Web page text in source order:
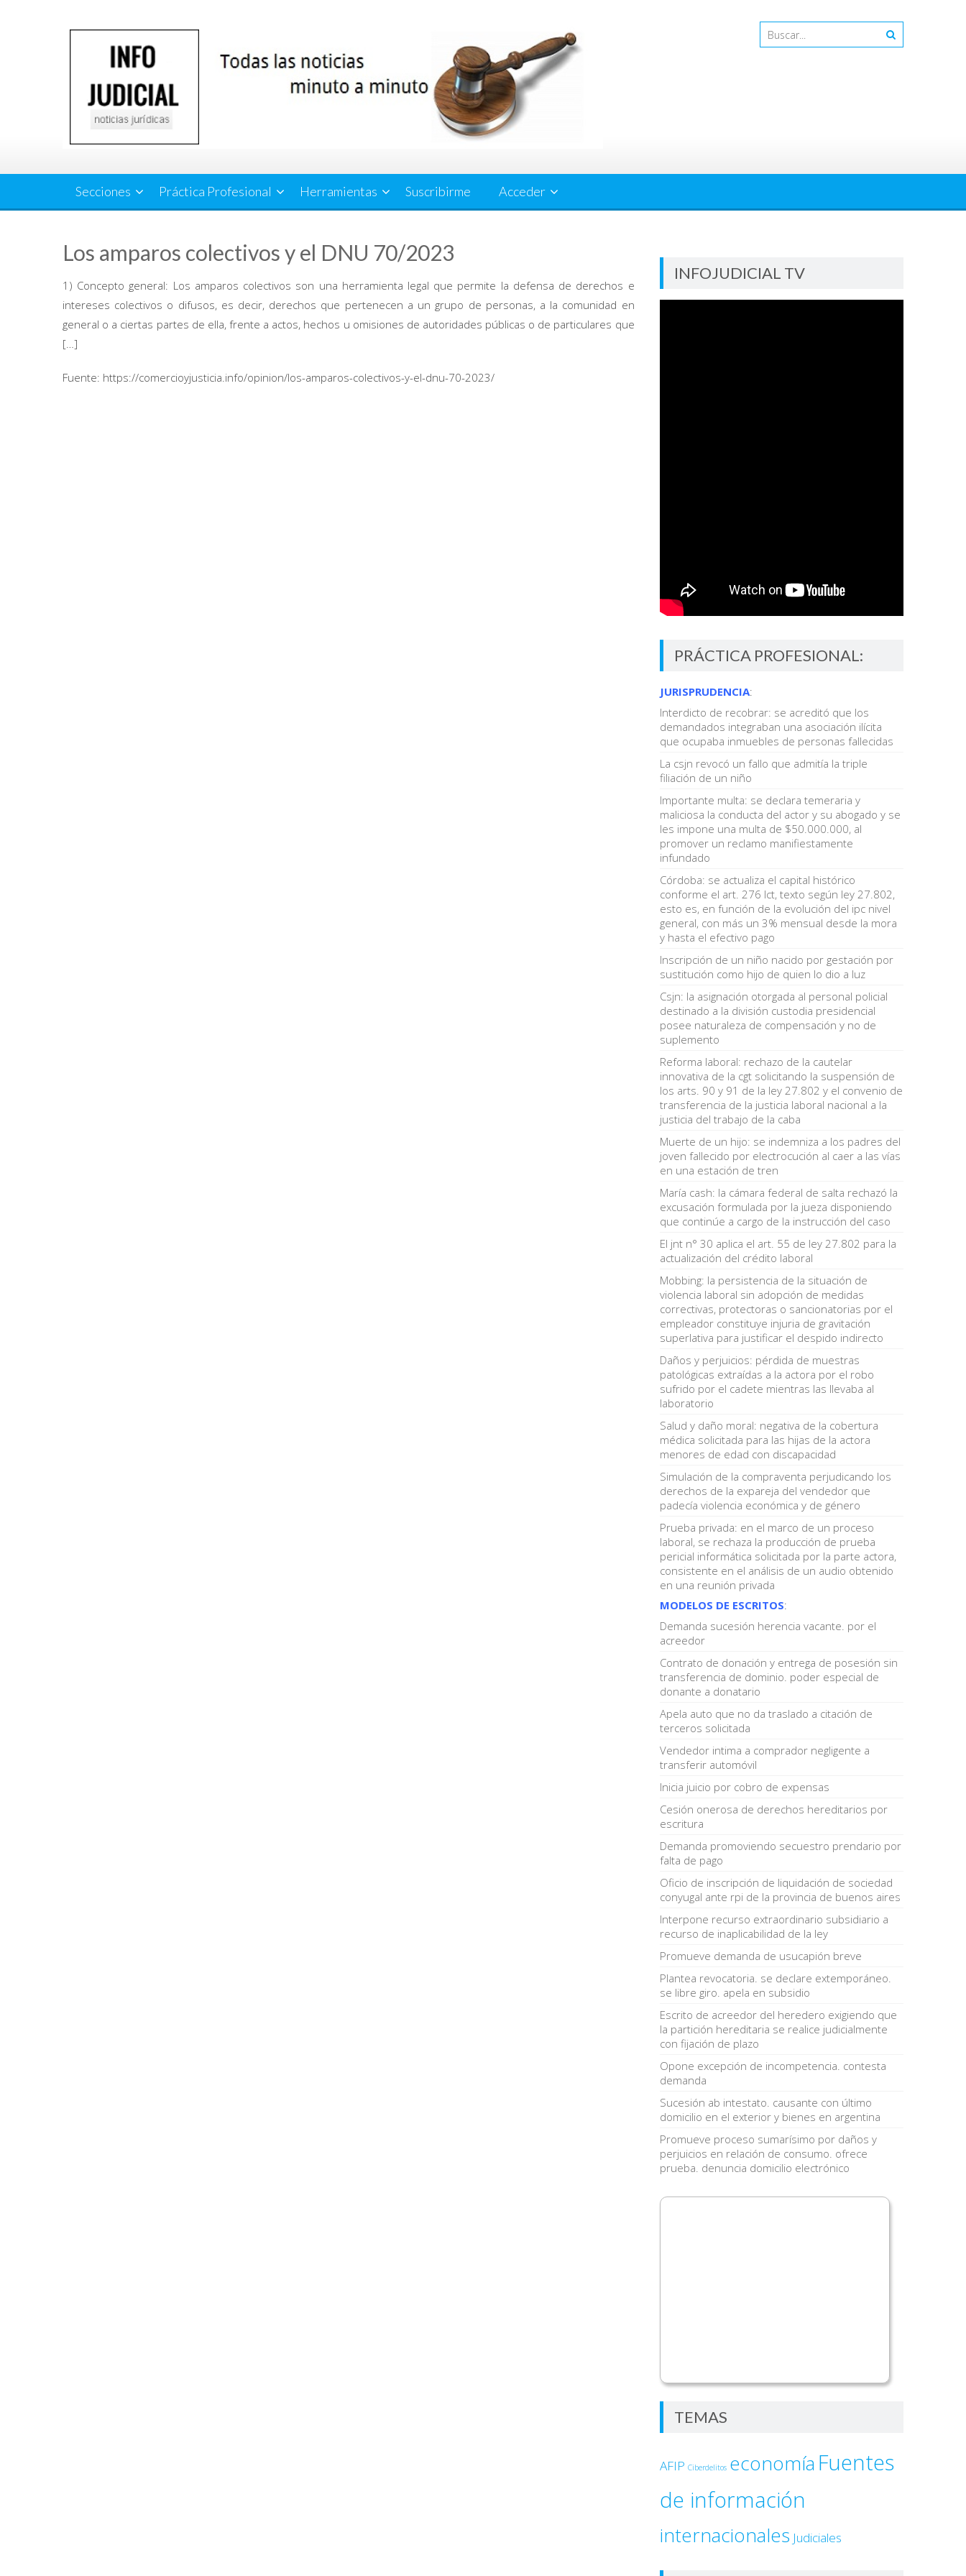
Secciones Práctica Profesional Herramientas Suscribirme Acceder
Los amparos colectivos y el DNU 70/2023
1) Concepto general: Los amparos colectivos son una herramienta legal que permite la defensa de derechos e
intereses colectivos o difusos, es decir, derechos que pertenecen a un grupo de personas, a la comunidad en
general o a ciertas partes de ella, frente a actos, hechos u omisiones de autoridades públicas o de particulares que
[…]
Fuente: https://comercioyjusticia.info/opinion/los-amparos-colectivos-y-el-dnu-70-2023/
INFOJUDICIAL TV
PRÁCTICA PROFESIONAL:
JURISPRUDENCIA:
Interdicto de recobrar: se acreditó que los
demandados integraban una asociación ilícita
que ocupaba inmuebles de personas fallecidas
La csjn revocó un fallo que admitía la triple
filiación de un niño
Importante multa: se declara temeraria y
maliciosa la conducta del actor y su abogado y se
les impone una multa de $50.000.000, al
promover un reclamo manifiestamente
infundado
Córdoba: se actualiza el capital histórico
conforme el art. 276 lct, texto según ley 27.802,
esto es, en función de la evolución del ipc nivel
general, con más un 3% mensual desde la mora
y hasta el efectivo pago
Inscripción de un niño nacido por gestación por
sustitución como hijo de quien lo dio a luz
Csjn: la asignación otorgada al personal policial
destinado a la división custodia presidencial
posee naturaleza de compensación y no de
suplemento
Reforma laboral: rechazo de la cautelar
innovativa de la cgt solicitando la suspensión de
los arts. 90 y 91 de la ley 27.802 y el convenio de
transferencia de la justicia laboral nacional a la
justicia del trabajo de la caba
Muerte de un hijo: se indemniza a los padres del
joven fallecido por electrocución al caer a las vías
en una estación de tren
María cash: la cámara federal de salta rechazó la
excusación formulada por la jueza disponiendo
que continúe a cargo de la instrucción del caso
El jnt n° 30 aplica el art. 55 de ley 27.802 para la
actualización del crédito laboral
Mobbing: la persistencia de la situación de
violencia laboral sin adopción de medidas
correctivas, protectoras o sancionatorias por el
empleador constituye injuria de gravitación
superlativa para justificar el despido indirecto
Daños y perjuicios: pérdida de muestras
patológicas extraídas a la actora por el robo
sufrido por el cadete mientras las llevaba al
laboratorio
Salud y daño moral: negativa de la cobertura
médica solicitada para las hijas de la actora
menores de edad con discapacidad
Simulación de la compraventa perjudicando los
derechos de la expareja del vendedor que
padecía violencia económica y de género
Prueba privada: en el marco de un proceso
laboral, se rechaza la producción de prueba
pericial informática solicitada por la parte actora,
consistente en el análisis de un audio obtenido
en una reunión privada
MODELOS DE ESCRITOS:
Demanda sucesión herencia vacante. por el
acreedor
Contrato de donación y entrega de posesión sin
transferencia de dominio. poder especial de
donante a donatario
Apela auto que no da traslado a citación de
terceros solicitada
Vendedor intima a comprador negligente a
transferir automóvil
Inicia juicio por cobro de expensas
Cesión onerosa de derechos hereditarios por
escritura
Demanda promoviendo secuestro prendario por
falta de pago
Oficio de inscripción de liquidación de sociedad
conyugal ante rpi de la provincia de buenos aires
Interpone recurso extraordinario subsidiario a
recurso de inaplicabilidad de la ley
Promueve demanda de usucapión breve
Plantea revocatoria. se declare extemporáneo.
se libre giro. apela en subsidio
Escrito de acreedor del heredero exigiendo que
la partición hereditaria se realice judicialmente
con fijación de plazo
Opone excepción de incompetencia. contesta
demanda
Sucesión ab intestato. causante con último
domicilio en el exterior y bienes en argentina
Promueve proceso sumarísimo por daños y
perjuicios en relación de consumo. ofrece
prueba. denuncia domicilio electrónico
TEMAS
AFIP Ciberdelitos economía Fuentes
de información
internacionales Judiciales